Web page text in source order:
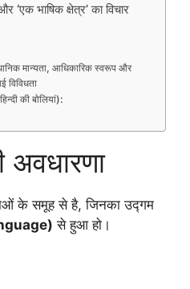
‘एक भाषिक क्षेत्र’ का विचार
मान्यता, आधिकारिक स्वरूप और
विविधता
की बोलियां):
अवधारणा
के समूह से है, जिनका उद्गम
से हुआ हो।